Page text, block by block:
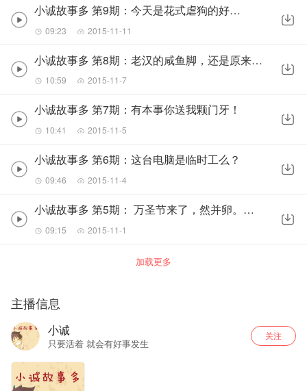
小诚故事多 第9期：今天是花式虐狗的好日子啊~
09:23 2015-11-11
小诚故事多 第8期：老汉的咸鱼脚，还是原来的配方，还是熟悉的味道
10:59 2015-11-7
小诚故事多 第7期：有本事你送我颗门牙！
10:41 2015-11-5
小诚故事多 第6期：这台电脑是临时工么？
09:46 2015-11-4
小诚故事多 第5期： 万圣节来了，然并卵。点赞正能量
09:15 2015-11-1
加载更多
主播信息
小诚
只要活着 就会有好事发生
关注